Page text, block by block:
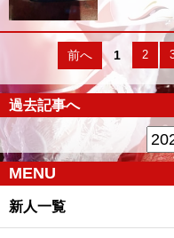
前へ 1 2
過去記事へ
MENU
新人一覧